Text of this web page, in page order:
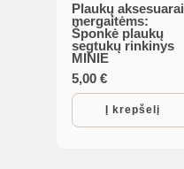
Plaukų aksesuarai
mergaitėms:
Šponkė plaukų
segtukų rinkinys
MINIE
5,00€
Į krepšelį